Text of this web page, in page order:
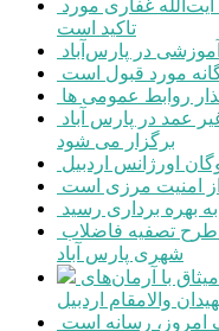
تاکید است
در پارس‌آباد
روابط عمومی ها
برگزار می شود
اورژانس اردبیل
از امنیت مرزی است
شهری پارس آباد
والامقام اردبیل
امروز، رسانه است